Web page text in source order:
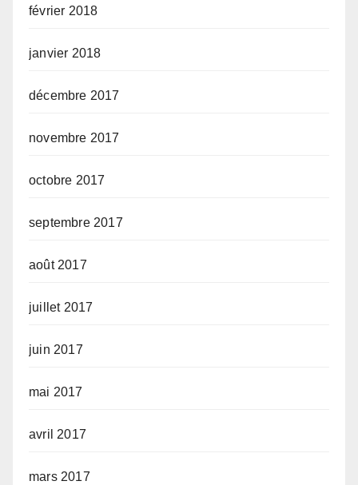
février 2018
janvier 2018
décembre 2017
novembre 2017
octobre 2017
septembre 2017
août 2017
juillet 2017
juin 2017
mai 2017
avril 2017
mars 2017